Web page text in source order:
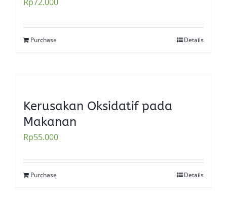
Purchase Details
Kerusakan Oksidatif pada
Makanan
Rp55.000
Purchase Details